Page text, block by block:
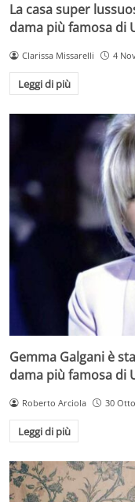
La casa super
dama più famosa di
Clarissa Missarelli 4
Leggi di più
Gemma Galgani è
dama più famosa di
Roberto Arciola 30
Leggi di più